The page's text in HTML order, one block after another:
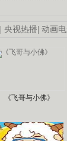
央视热播 动画
《飞哥与小佛》